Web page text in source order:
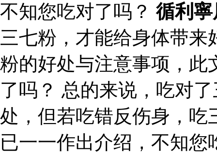
不知您吃对了吗？循利
三七粉，才能给身体带
粉的好处与注意事项，此
了吗？ 总的来说，吃对
处，但若吃错反伤身，吃
已一一作出介绍，不知